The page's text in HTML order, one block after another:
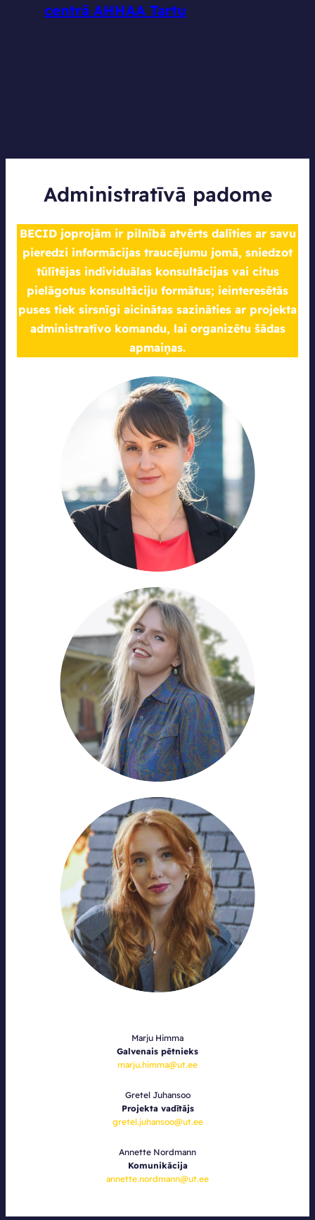
centrā AHHAA Tartu
Administratīvā padome
BECID joprojām ir pilnībā atvērts dalīties ar savu
pieredzi informācijas traucējumu jomā, sniedzot
tūlītējas individuālas konsultācijas vai citus
pielāgotus konsultāciju formātus; ieinteresētās
puses tiek sirsnīgi aicinātas sazināties ar projekta
administratīvo komandu, lai organizētu šādas
apmaiņas.
Marju Himma
Galvenais pētnieks
marju.himma@ut.ee
Gretel Juhansoo
Projekta vadītājs
gretel.juhansoo@ut.ee
Annette Nordmann
Komunikācija
annette.nordmann@ut.ee